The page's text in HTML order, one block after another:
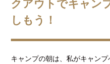
クアウトでキャン
しもう！
キャンプの朝は、私がキャン